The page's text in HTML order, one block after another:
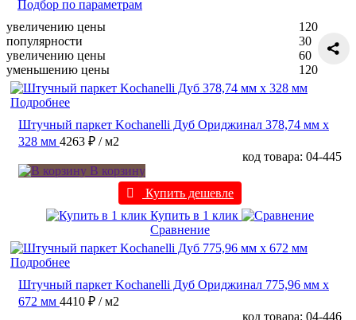
Подбор по параметрам
увеличению цены
популярности
увеличению цены
уменьшению цены
120
30
60
120
Подробнее
Штучный паркет Kochanelli Дуб Ориджинал 378,74 мм х
328 мм 4263 ₽ / м2
код товара: 04-445
В корзину
Купить дешевле
Купить в 1 клик
Сравнение
Подробнее
Штучный паркет Kochanelli Дуб Ориджинал 775,96 мм х
672 мм 4410 ₽ / м2
код товара: 04-446